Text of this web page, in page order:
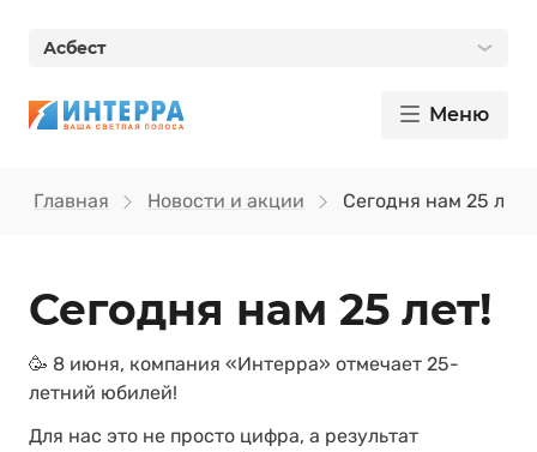
Асбест
Меню
Главная Новости и акции Сегодня нам 25 лет!
Сегодня нам 25 лет!
🥳 8 июня, компания «Интерра» отмечает 25-
летний юбилей!
Для нас это не просто цифра, а результат